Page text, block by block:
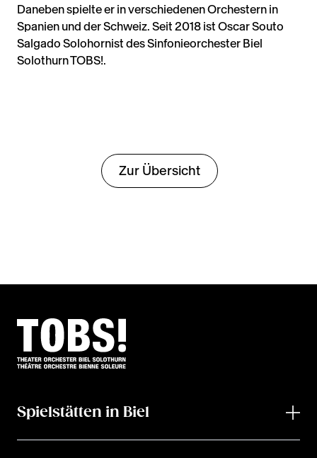
Daneben spielte er in verschiedenen Orchestern in
Spanien und der Schweiz. Seit 2018 ist Oscar Souto
Salgado Solohornist des Sinfonieorchester Biel
Solothurn TOBS!.
Zur Übersicht
Spielstätten in Biel